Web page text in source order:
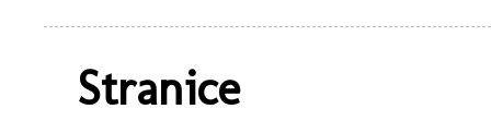
Stranice